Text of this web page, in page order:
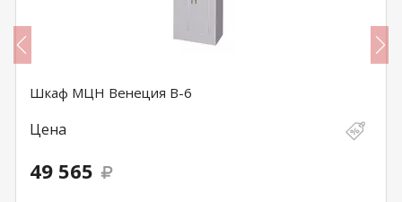
Шкаф МЦН Венеция В-6
Цена
49 565